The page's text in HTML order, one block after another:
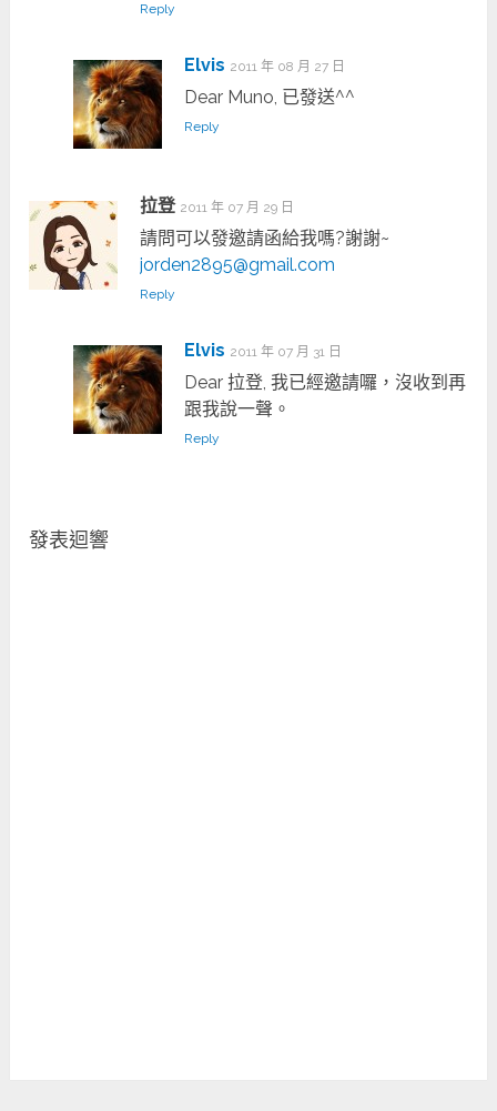
Reply
Elvis 2011 年 08 月 27 日
Dear Muno, 已發送^^
Reply
拉登 2011 年 07 月 29 日
請問可以發邀請函給我嗎?謝謝~
jorden2895@gmail.com
Reply
Elvis 2011 年 07 月 31 日
Dear 拉登, 我已經邀請囉，沒收到再
跟我說一聲。
Reply
發表迴響